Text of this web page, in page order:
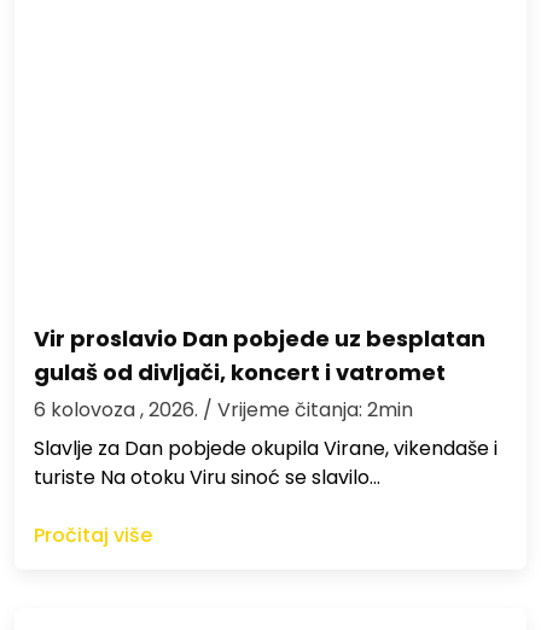
Vir proslavio Dan pobjede uz besplatan
gulaš od divljači, koncert i vatromet
6 kolovoza , 2026. / Vrijeme čitanja: 2min
Slavlje za Dan pobjede okupila Virane, vikendaše i
turiste Na otoku Viru sinoć se slavilo…
Pročitaj više